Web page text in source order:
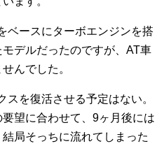
ベースにターボエンジンを搭
デルだったのですが、AT車
んでした。
を復活させる予定はない。
望に合わせて、9ヶ月後には
局そっちに流れてしまった